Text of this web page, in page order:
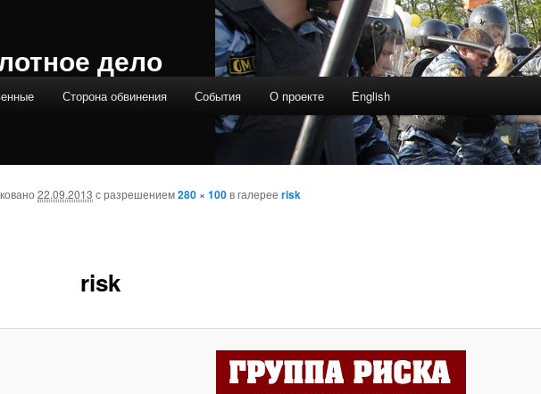
дело
Сторона обвинения События О проекте English
risk
22.09.2013 с разрешением280 × 100в галерее risk